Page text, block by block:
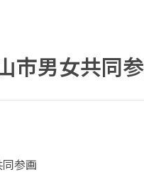
市男女共同
同参画